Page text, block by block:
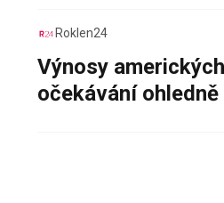
Roklen24
Výnosy
očekávání